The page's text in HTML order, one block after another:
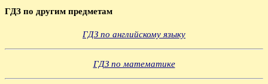
ГДЗ по другим предметам
ГДЗ по английскому языку
ГДЗ по математике